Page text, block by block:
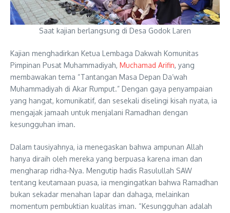
Saat kajian berlangsung di Desa Godok Laren
Kajian menghadirkan Ketua Lembaga Dakwah Komunitas
Pimpinan Pusat Muhammadiyah, Muchamad Arifin, yang
membawakan tema “Tantangan Masa Depan Da’wah
Muhammadiyah di Akar Rumput.” Dengan gaya penyampaian
yang hangat, komunikatif, dan sesekali diselingi kisah nyata, ia
mengajak jamaah untuk menjalani Ramadhan dengan
kesungguhan iman.
Dalam tausiyahnya, ia menegaskan bahwa ampunan Allah
hanya diraih oleh mereka yang berpuasa karena iman dan
mengharap ridha-Nya. Mengutip hadis Rasulullah SAW
tentang keutamaan puasa, ia mengingatkan bahwa Ramadhan
bukan sekadar menahan lapar dan dahaga, melainkan
momentum pembuktian kualitas iman. “Kesungguhan adalah